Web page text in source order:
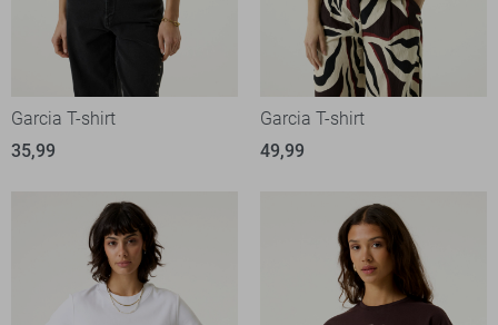
Garcia T-shirt
35,99
Garcia T-shirt
49,99